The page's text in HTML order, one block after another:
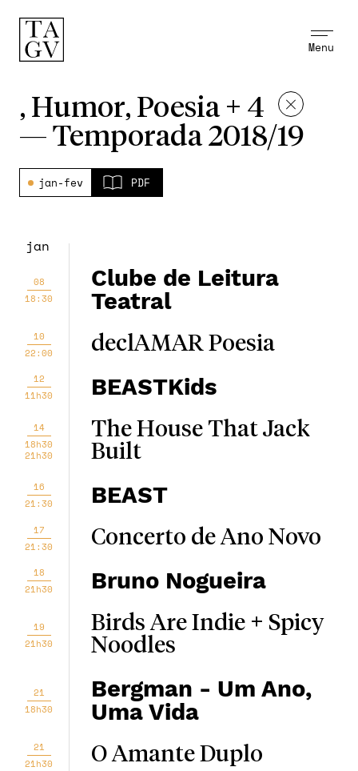
Menu
, Humor, Poesia + 4
— Temporada 2018/19
jan-fev PDF
jan
08
18:30
Clube de Leitura
Teatral
10
22:00
declAMAR Poesia
12
11h30
BEASTKids
14
18h30
21h30
The House That Jack
Built
16
21:30
BEAST
17
21:30
Concerto de Ano Novo
18
21h30
Bruno Nogueira
19
21h30
Birds Are Indie + Spicy
Noodles
21
18h30
Bergman - Um Ano,
Uma Vida
21
21h30
O Amante Duplo